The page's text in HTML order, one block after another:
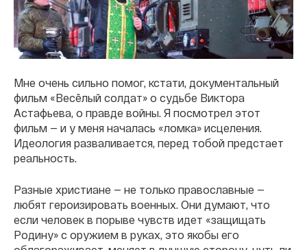
Мне очень сильно помог, кстати, документальный
фильм «Весёлый солдат» о судьбе Виктора
Астафьева, о правде войны. Я посмотрел этот
фильм — и у меня началась «ломка» исцеления.
Идеология разваливается, перед тобой предстает
реальность.
Разные христиане — не только православные —
любят героизировать военных. Они думают, что
если человек в порыве чувств идет «защищать
Родину» с оружием в руках, это якобы его